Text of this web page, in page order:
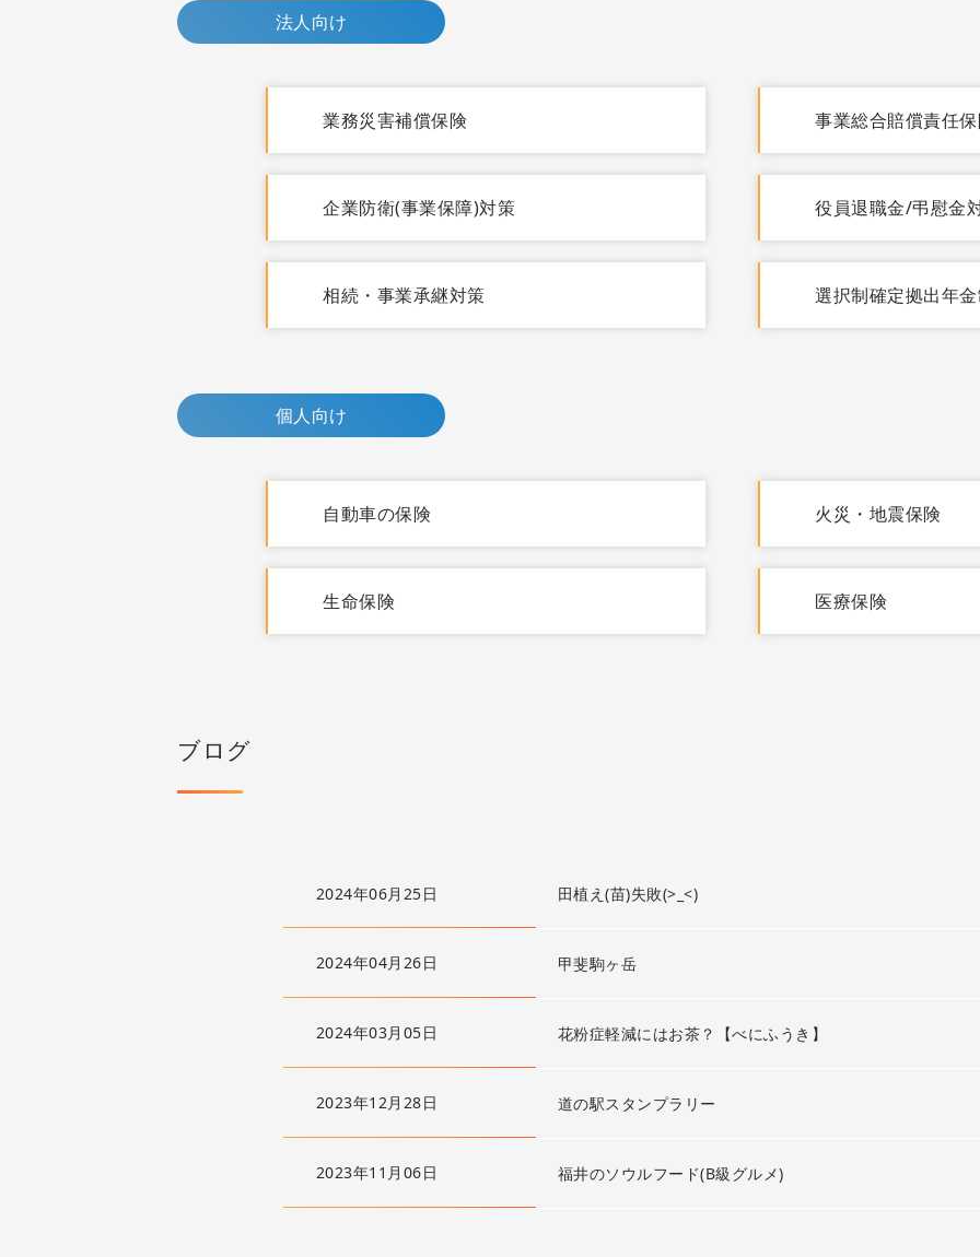
法人向け
業務災害補償保険 事業総合賠償責任
企業防衛(事業保障)対策 役員退職金/弔慰金
相続・事業承継対策 選択制確定拠出年
個人向け
自動車の保険 火災・地震保険
生命保険 医療保険
ブログ
2024年06月25日 田植え(苗)失敗(>_<)
2024年04月26日 甲斐駒ヶ岳
2024年03月05日 花粉症軽減にはお茶？【べにふうき】
2023年12月28日 道の駅スタンプラリー
2023年11月06日 福井のソウルフード(B級グルメ)